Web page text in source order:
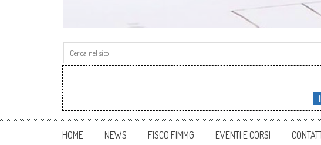
HOME NEWS FISCO FIMMG EVENTI E CORSI